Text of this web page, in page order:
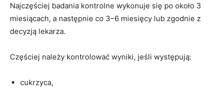
Najczęściej badania kontrolne wykonuje się po około 3
miesiącach, a następnie co 3–6 miesięcy lub zgodnie z
decyzją lekarza.
Częściej należy kontrolować wyniki, jeśli występują:
cukrzyca,